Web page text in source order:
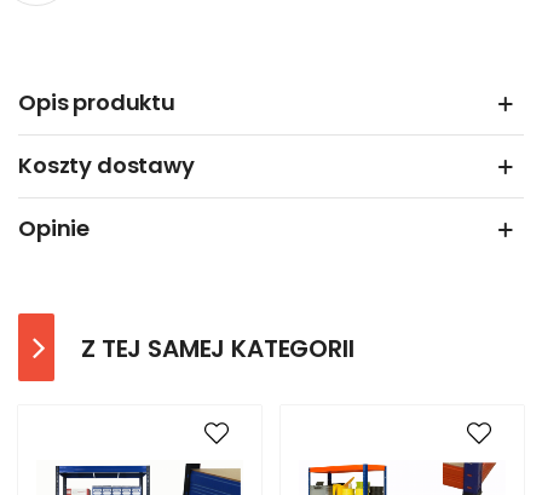
Opis produktu
Koszty dostawy
Opinie
Z TEJ SAMEJ KATEGORII